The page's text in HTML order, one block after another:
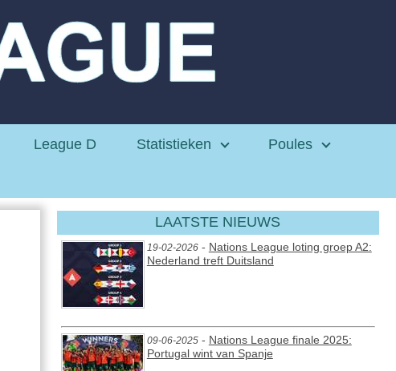
League D Statistieken Poules
LAATSTE NIEUWS
19-02-2026- Nations League loting groep A2:
Nederland treft Duitsland
09-06-2025- Nations League finale 2025:
Portugal wint van Spanje